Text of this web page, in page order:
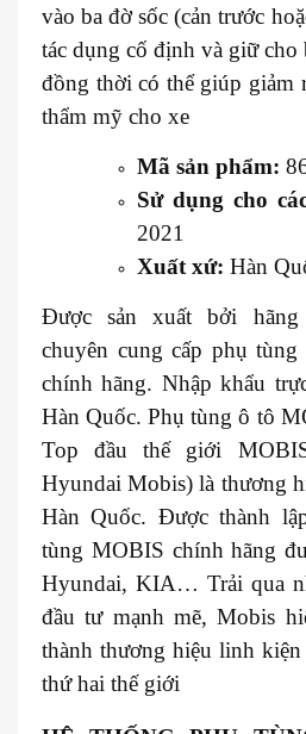
vào ba đờ sốc (cản trước
tác dụng cố định và giữ cho
đồng thời có thể giúp giảm
thẩm mỹ cho xe
Mã sản phẩm:
Sử dụng cho
2021
Xuất xứ: Hàn
Được sản xuất bởi
chuyên cung cấp phụ
chính hãng. Nhập khẩu
Hàn Quốc. Phụ tùng ô tô
Top đầu thế giới
Hyundai Mobis) là thương
Hàn Quốc. Được thành
tùng MOBIS chính hãng
Hyundai, KIA… Trải qua
đầu tư mạnh mẽ, Mobis
thành thương hiệu linh
thứ hai thế giới